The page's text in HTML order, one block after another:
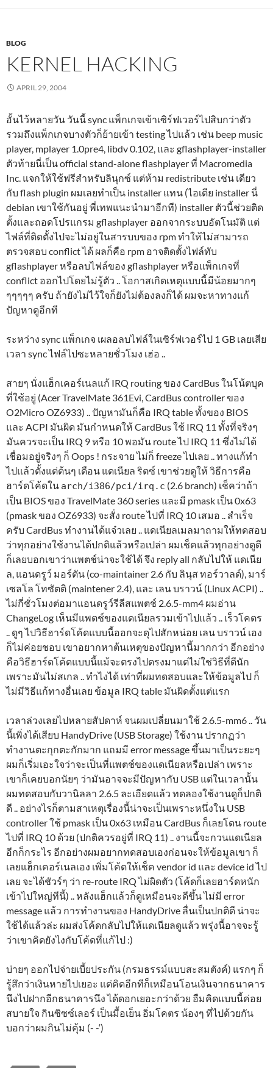
BLOG
KERNEL HACKING
APRIL 29, 2004
อั้นไว้หลายวัน วันนี้ sync แพ็กเกจเข้าเซิร์ฟเวอร์ไปสิบกว่าตัว
รวมถึงแพ็กเกจบางตัวก็ย้ายเข้า testing ไปแล้ว เช่น beep music
player, mplayer 1.0pre4, libdv 0.102, และ gflashplayer-installer
ตัวท้ายนี่เป็น official stand-alone flashplayer ที่ Macromedia
Inc. แจกให้ใช้ฟรีสำหรับลินุกซ์ แต่ห้าม redistribute เช่น เดียว
กับ flash plugin ผมเลยทำเป็น installer แทน (ไอเดีย installer นี่
debian เขาใช้กันอยู่ พี่เทพแนะนำมาอีกที) installer ตัวนี้ช่วยติด
ตั้งและถอดโปรแกรม gflashplayer ออกจากระบบอัตโนมัติ แต่
ไฟล์ที่ติดตั้งไปจะไม่อยู่ในสารบบของ rpm ทำให้ไม่สามารถ
ตรวจสอบ conflict ได้ ผลก็คือ rpm อาจติดตั้งไฟล์ทับ
gflashplayer หรือลบไฟล์ของ gflashplayer หรือแพ็กเกจที่
conflict ออกไปโดยไม่รู้ตัว .. โอกาสเกิดเหตุแบบนี้มีน้อยมากๆ
ๆๆๆๆๆ ครับ ถ้ายังไม่ไว้ใจก็ยังไม่ต้องลงก็ได้ ผมจะหาทางแก้
ปัญหาดูอีกที
ระหว่าง sync แพ็กเกจ เผลอลบไฟล์ในเซิร์ฟเวอร์ไป 1 GB เลยเสีย
เวลา sync ไฟล์ไปซะหลายชั่วโมง เฮ่อ ..
สายๆ นั่งแฮ็กเคอร์เนลแก้ IRQ routing ของ CardBus ในโน้ตบุค
ที่ใช้อยู่ (Acer TravelMate 361Evi, CardBus controller ของ
O2Micro OZ6933) .. ปัญหามันก็คือ IRQ table ทั้งของ BIOS
และ ACPI มันผิด มันกำหนดให้ CardBus ใช้ IRQ 11 ทั้งที่จริงๆ
มันควรจะเป็น IRQ 9 หรือ 10 พอมัน route ไป IRQ 11 ซึ่งไม่ได้
เชื่อมอยู่จริงๆ ก็ Oops ! กระจาย ไม่ก็ freeze ไปเลย .. ทางแก้ทำ
ไปแล้วตั้งแต่ต้นๆ เดือน แดเนียล ริตซ์ เขาช่วยดูให้ วิธีการคือ
ฮาร์ดโค้ดใน arch/i386/pci/irq.c (2.6 branch) เช็คว่าถ้า
เป็น BIOS ของ TravelMate 360 series และมี pmask เป็น 0x63
(pmask ของ OZ6933) จะสั่ง route ไปที่ IRQ 10 เสมอ .. สำเร็จ
ครับ CardBus ทำงานได้แจ๋วเลย .. แดเนียลเมลมาถามให้ทดสอบ
ว่าทุกอย่างใช้งานได้ปกติแล้วหรือเปล่า ผมเช็คแล้วทุกอย่างดูดี
ก็เลยบอกเขาว่าแพตช์น่าจะใช้ได้ จึง reply all กลับไปให้ แดเนีย
ล, แอนดรูว์ มอร์ตัน (co-maintainer 2.6 กับ ลินุส ทอร์วาลด์), มาร์
เซลโล โทซัตติ (maintener 2.4), และ เลน บราวน์ (Linux ACPI) ..
ไม่กี่ชั่วโมงต่อมาแอนดรูว์รีลีสแพตช์ 2.6.5-mm4 ผมอ่าน
ChangeLog เห็นมีแพตช์ของแดเนียลรวมเข้าไปแล้ว .. เร็วโคตร
.. ดูๆ ไปวิธีฮาร์ดโค้ดแบบนี้ออกจะดุไปสักหน่อย เลน บราวน์ เอง
ก็ไม่ค่อยชอบ เขาอยากหาต้นเหตุของปัญหานี้มากกว่า อีกอย่าง
คือวิธีฮาร์ดโค้ดแบบนี้แม้จะตรงไปตรงมาแต่ไม่ใช่วิธีที่ดีนัก
เพราะมันไม่สเกล .. ทำไงได้ เท่าที่ผมทดสอบและให้ข้อมูลไป ก็
ไม่มีวิธีแก้ทางอื่นเลย ข้อมูล IRQ table มันผิดตั้งแต่แรก
เวลาล่วงเลยไปหลายสัปดาห์ จนผมเปลี่ยนมาใช้ 2.6.5-mm6 .. วัน
นี้เพิ่งได้เสียบ HandyDrive (USB Storage) ใช้งาน ปรากฏว่า
ทำงานตะกุกตะกักมาก แถมมี error message ขึ้นมาเป็นระยะๆ
ผมก็เริ่มเอะใจว่าจะเป็นที่แพตช์ของแดเนียลหรือเปล่า เพราะ
เขาก็เคยบอกนัยๆ ว่ามันอาจจะมีปัญหากับ USB แต่ในเวลานั้น
ผมทดสอบกับวานิลลา 2.6.5 ละเอียดแล้ว ทดลองใช้งานดูก็ปกติ
ดี .. อย่างไรก็ตามสาเหตุเรื่องนี้น่าจะเป็นเพราะหนึ่งใน USB
controller ใช้ pmask เป็น 0x63 เหมือน CardBus ก็เลยโดน route
ไปที่ IRQ 10 ด้วย (ปกติควรอยู่ที่ IRQ 11) .. งานนี้จะกวนแดเนียล
อีกก็กระไร อีกอย่างผมอยากทดสอบเองก่อนจะให้ข้อมูลเขา ก็
เลยแฮ็กเคอร์เนลเอง เพิ่มโค้ดให้เช็ค vendor id และ device id ไป
เลย จะได้ชัวร์ๆ ว่า re-route IRQ ไม่ผิดตัว (โค้ดก็เลยฮาร์ดหนัก
เข้าไปใหญ่ทีนี้) .. หลังแฮ็กแล้วก็ดูเหมือนจะดีขึ้น ไม่มี error
message แล้ว การทำงานของ HandyDrive ลื่นเป็นปกติดี น่าจะ
ใช้ได้แล้วล่ะ ผมส่งโค้ดกลับไปให้แดเนียลดูแล้ว พรุ่งนี้อาจจะรู้
ว่าเขาคิดยังไงกับโค้ดที่แก้ไป :)
บ่ายๆ ออกไปจ่ายเบี้ยประกัน (กรมธรรม์แบบสะสมตังค์) แรกๆ ก็
รู้สึกว่าเงินหายไปเยอะ แต่คิดอีกทีก็เหมือนโอนเงินจากธนาคาร
นึงไปฝากอีกธนาคารนึง ได้ดอกเยอะกว่าด้วย อืมคิดแบบนี้ค่อย
สบายใจ กินซิซซ์เลอร์ เป็นมื้อเย็น อิ่มโคตร น้องๆ ที่ไปด้วยกัน
บอกว่าผมกินไม่คุ้ม (- -‘)